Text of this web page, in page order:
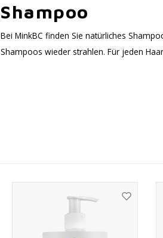
Shampoo
Bei MinkBC finden Sie natürliches
Shampoos wieder strahlen. Für jeden